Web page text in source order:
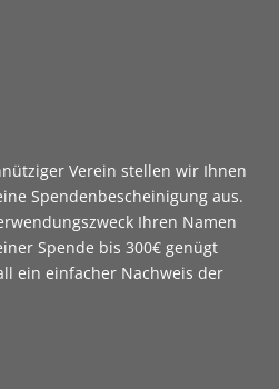
Verein stellen wir Ihnen
Spenden­bescheinigung aus.
Ihren Namen
Spende bis 300€ genügt
ein einfacher Nachweis der